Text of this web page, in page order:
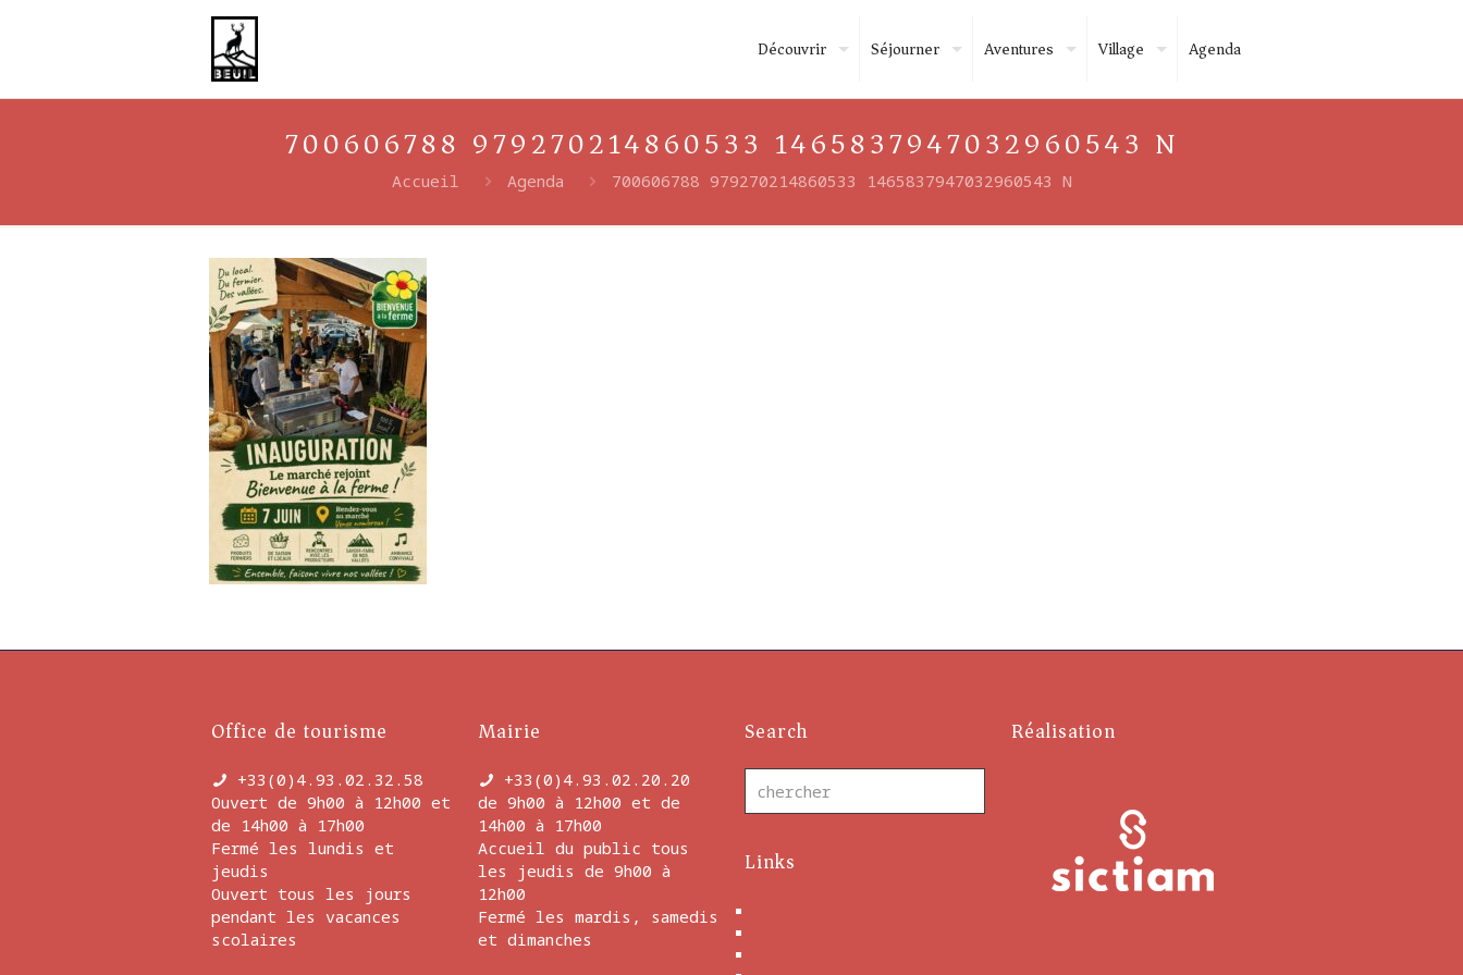
Découvrir Séjourner Aventures Village Agenda
700606788 979270214860533 1465837947032960543 N
Accueil Agenda 700606788 979270214860533 1465837947032960543 N
Office de tourisme
+33(0)4.93.02.32.58
Ouvert de 9h00 à 12h00 et
de 14h00 à 17h00
Fermé les lundis et
jeudis
Ouvert tous les jours
pendant les vacances
scolaires
Mairie
+33(0)4.93.02.20.20
de 9h00 à 12h00 et de
14h00 à 17h00
Accueil du public tous
les jeudis de 9h00 à
12h00
Fermé les mardis, samedis
et dimanches
Search
Links
Réalisation